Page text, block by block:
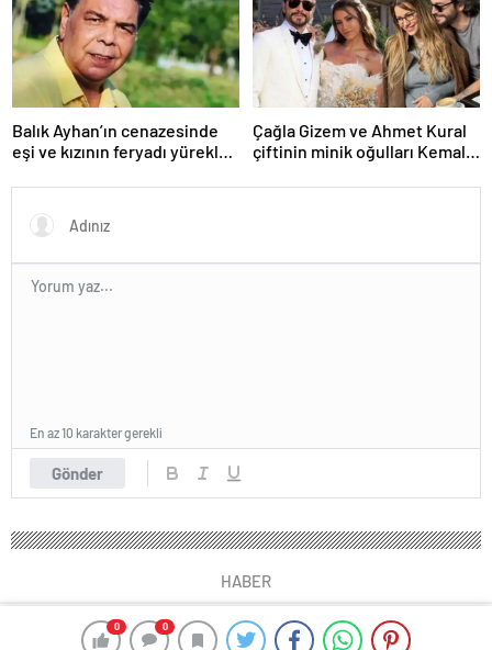
0 0
Balık Ayhan’ın cenazesinde
eşi ve kızının feryadı yürekleri
yanıyor!”
Çağla Gizem ve Ahmet Kural
çiftinin minik oğulları Kemal, 1
gününden kareler!
Gönder
En az 10 karakter gerekli
HABER